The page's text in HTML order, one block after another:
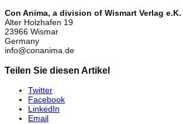
Con Anima, a division of Wismart Verlag e.K.
Alter Holzhafen 19
23966 Wismar
Germany
info@conanima.de
Teilen Sie diesen Artikel
Twitter
Facebook
LinkedIn
Email